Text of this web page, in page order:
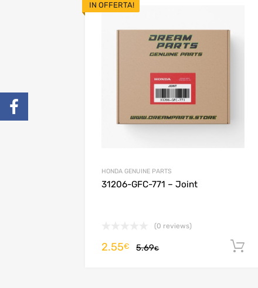
Add to Wishlist
Aggiungi al carrello
IN OFFERTA!
HONDA GENUINE PARTS
31206-GFC-771 – Joint
(0 reviews)
5.69€
2.55€